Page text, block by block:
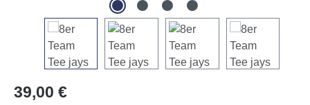
Regulärer Preis:
39,00 €